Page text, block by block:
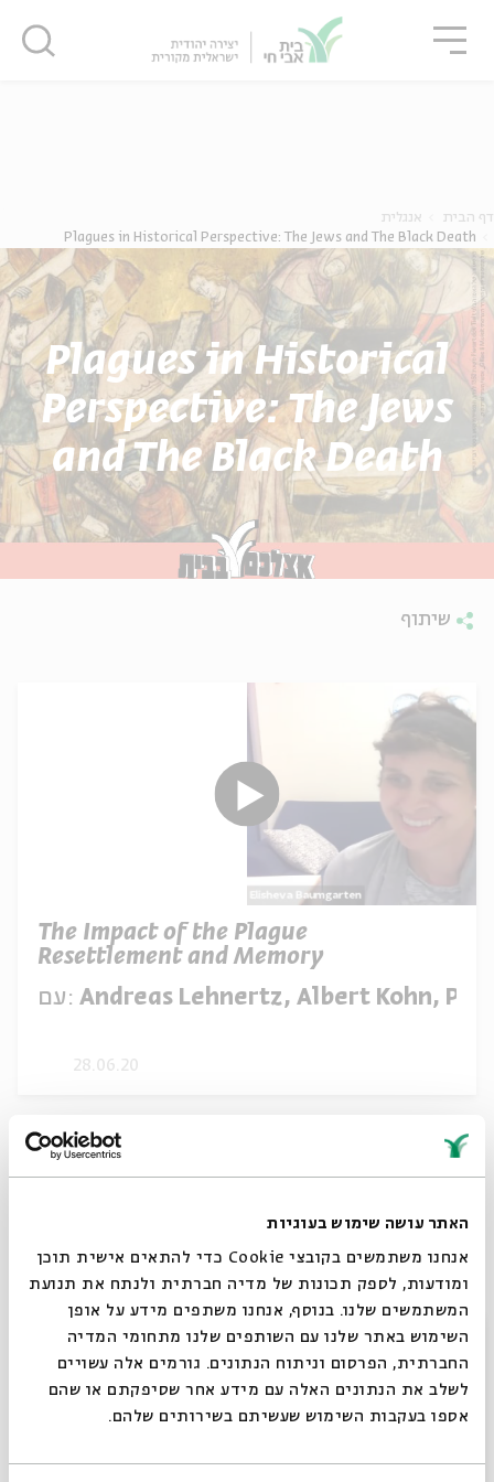
האתר עושה שימוש בעוגיות
אנחנו משתמשים בקובצי Cookie כדי להתאים אישית תוכן
ומודעות, לספק תכונות של מדיה חברתית ולנתח את תנועת
המשתמשים שלנו. בנוסף, אנחנו משתפים מידע על אופן
השימוש באתר שלנו עם השותפים שלנו מתחומי המדיה
החברתית, הפרסום וניתוח הנתונים. גורמים אלה עשויים
לשלב את הנתונים האלה עם מידע אחר שסיפקתם או שהם
אספו בעקבות השימוש שעשיתם בשירותים שלהם.
דף הבית
אנגלית
Plagues in Historical Perspective: The Jews and The Black Death
Plagues in Historical
Perspective: The Jews
and The Black Death
שיתוף
The Impact of the Plague
Resettlement and Memory
עם: Andreas Lehnertz, Albert Kohn,
28.06.20
Economy, Crisis and the Jews Evidence
from Before and After the Black Death
סגור
סגור